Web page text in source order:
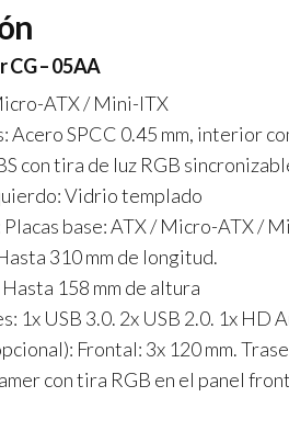
CG – 05AA
ATX / Mini-ITX
Acero SPCC 0.45 mm, interior
con tira de luz RGB
Vidrio templado
base: ATX / Micro-ATX /
310 mm de longitud.
158 mm de altura
1x USB 3.0. 2x USB 2.0. 1x HD
Frontal: 3x 120 mm.
con tira RGB en el panel